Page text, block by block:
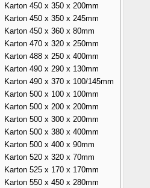
Karton 450 x 350 x 200mm
Karton 450 x 350 x 245mm
Karton 450 x 360 x 80mm
Karton 470 x 320 x 250mm
Karton 488 x 250 x 400mm
Karton 490 x 290 x 130mm
Karton 490 x 370 x 100/145mm
Karton 500 x 100 x 100mm
Karton 500 x 200 x 200mm
Karton 500 x 300 x 200mm
Karton 500 x 380 x 400mm
Karton 500 x 400 x 90mm
Karton 520 x 320 x 70mm
Karton 525 x 170 x 170mm
Karton 550 x 450 x 280mm